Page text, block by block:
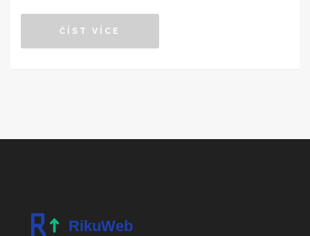
se také do příkladů úspěšných kampaní a jejich vlivu na
ČÍST VÍCE